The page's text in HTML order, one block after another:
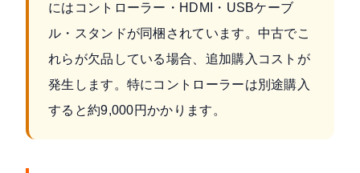
にはコントローラー・HDMI・USBケーブ
ル・スタンドが同梱されています。中古でこ
れらが欠品している場合、追加購入コストが
発生します。特にコントローラーは別途購入
すると約9,000円かかります。